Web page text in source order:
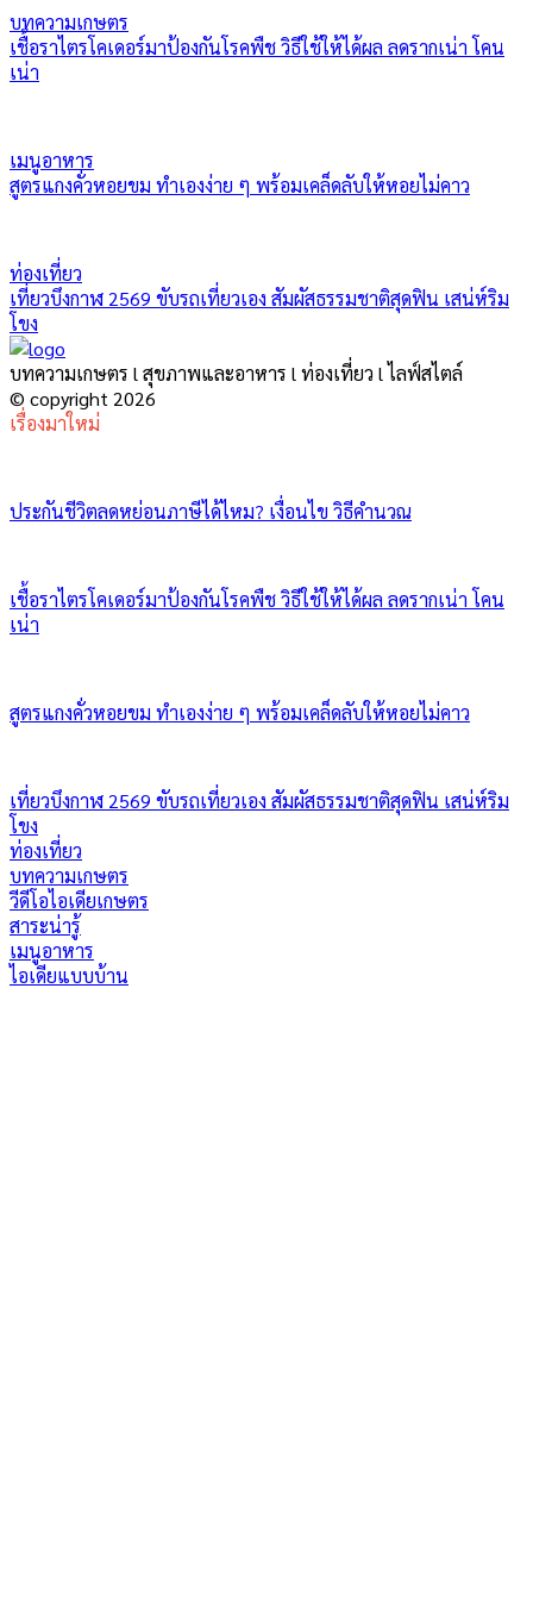
บทความเกษตร
เชื้อราไตรโคเดอร์มาป้องกันโรคพืช วิธีใช้ให้ได้ผล ลดรากเน่า โคน
เน่า
เมนูอาหาร
สูตรแกงคั่วหอยขม ทำเองง่าย ๆ พร้อมเคล็ดลับให้หอยไม่คาว
ท่องเที่ยว
เที่ยวบึงกาฬ 2569 ขับรถเที่ยวเอง สัมผัสธรรมชาติสุดฟิน เสน่ห์ริม
โขง
บทความเกษตร l สุขภาพและอาหาร l ท่องเที่ยว l ไลฟ์สไตล์
© copyright 2026
เรื่องมาใหม่
ประกันชีวิตลดหย่อนภาษีได้ไหม? เงื่อนไข วิธีคำนวณ
เชื้อราไตรโคเดอร์มาป้องกันโรคพืช วิธีใช้ให้ได้ผล ลดรากเน่า โคน
เน่า
สูตรแกงคั่วหอยขม ทำเองง่าย ๆ พร้อมเคล็ดลับให้หอยไม่คาว
เที่ยวบึงกาฬ 2569 ขับรถเที่ยวเอง สัมผัสธรรมชาติสุดฟิน เสน่ห์ริม
โขง
ท่องเที่ยว
บทความเกษตร
วีดีโอไอเดียเกษตร
สาระน่ารู้
เมนูอาหาร
ไอเดียแบบบ้าน